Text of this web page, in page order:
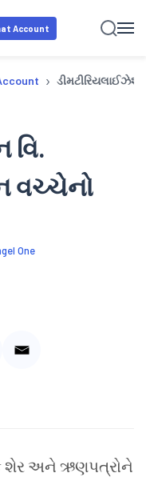
Account
›
વિ.
વચ્ચેનો
One
શેર અને ઋણપત્રોને